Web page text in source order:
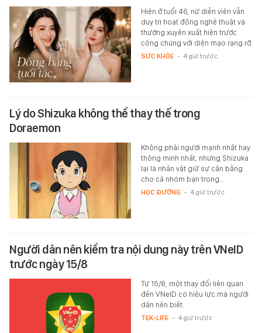
Hiện ở tuổi 46, nữ diễn viên vẫn
duy trì hoạt động nghệ thuật và
thường xuyên xuất hiện trước
công chúng với diện mạo rạng rỡ.
SỨC KHỎE - 4 giờ trước
Lý do Shizuka không thể thay thế trong
Doraemon
Không phải người mạnh nhất hay
thông minh nhất, nhưng Shizuka
lại là nhân vật giữ sự cân bằng
cho cả nhóm bạn trong…
HỌC ĐƯỜNG - 4 giờ trước
Người dân nên kiểm tra nội dung này trên VNeID
trước ngày 15/8
Từ 15/8, một thay đổi liên quan
đến VNeID có hiệu lực mà người
dân nên biết.
TEK-LIFE - 4 giờ trước